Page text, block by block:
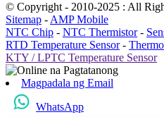
© Copyright - 2010-2025 : All
Sitemap - AMP Mobile
NTC Chip - NTC Thermistor-
RTD Temperature Sensor-
KTY / LPTC Temperature Sensor
Magpadala ng Email
WhatsApp